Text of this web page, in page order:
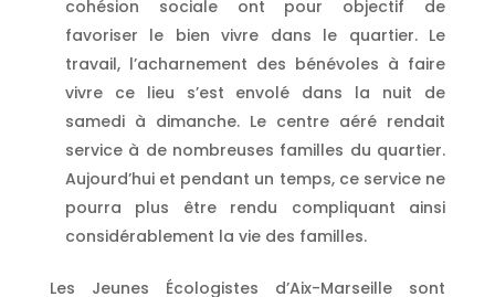
cohésion sociale ont pour objectif de
favoriser le bien vivre dans le quartier. Le
travail, l’acharnement des bénévoles à faire
vivre ce lieu s’est envolé dans la nuit de
samedi à dimanche. Le centre aéré rendait
service à de nombreuses familles du quartier.
Aujourd’hui et pendant un temps, ce service ne
pourra plus être rendu compliquant ainsi
considérablement la vie des familles.
Les Jeunes Écologistes d’Aix-Marseille sont